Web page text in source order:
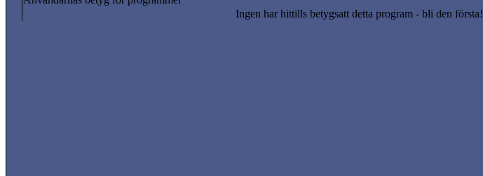
Ingen har hittills betygsatt detta program - bli den första!